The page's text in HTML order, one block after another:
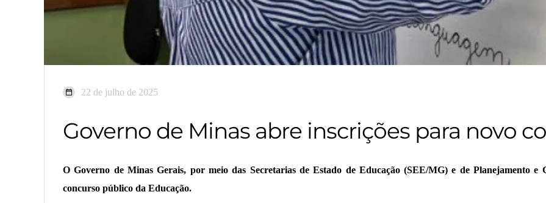
22 de julho de 2025
Governo de Minas abre inscrições para novo
O Governo de Minas Gerais, por meio das Secretarias de Estado de Educação (SEE/MG) e de Planejamento e
concurso público da Educação.